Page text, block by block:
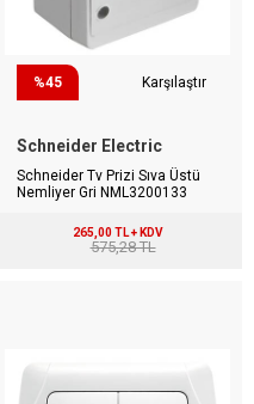
%45 Karşılaştır
Schneider Electric
Schneider Tv Prizi Sıva Üstü
Nemliyer Gri NML3200133
265,00 TL + KDV
575,28 TL